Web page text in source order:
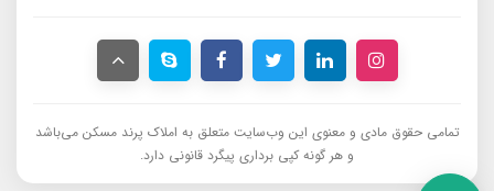
تمامی حقوق مادی و معنوی این وب‌سایت متعلق به املاک پرند مسکن می‌باشد
و هر گونه کپی برداری پیگرد قانونی دارد.